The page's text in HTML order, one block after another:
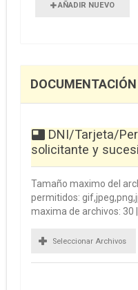
AÑADIR NUEVO
DNI/Tarjeta/
solicitante y
Tamaño maximo del
permitidos:
maxima de archivos: 30
Seleccionar Archivos